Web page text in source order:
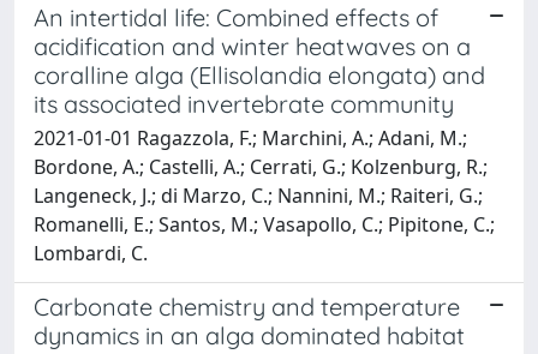
An intertidal life: Combined effects of
acidification and winter heatwaves on a
coralline alga (Ellisolandia elongata) and
its associated invertebrate community
2021-01-01 Ragazzola, F.; Marchini, A.; Adani, M.;
Bordone, A.; Castelli, A.; Cerrati, G.; Kolzenburg, R.;
Langeneck, J.; di Marzo, C.; Nannini, M.; Raiteri, G.;
Romanelli, E.; Santos, M.; Vasapollo, C.; Pipitone, C.;
Lombardi, C.
Carbonate chemistry and temperature
dynamics in an alga dominated habitat